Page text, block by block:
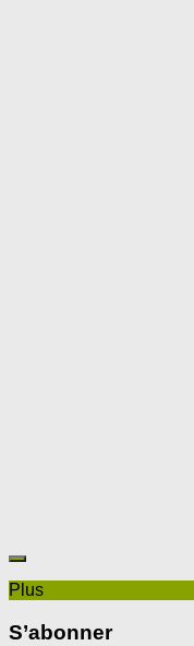
Plus
S’abonner